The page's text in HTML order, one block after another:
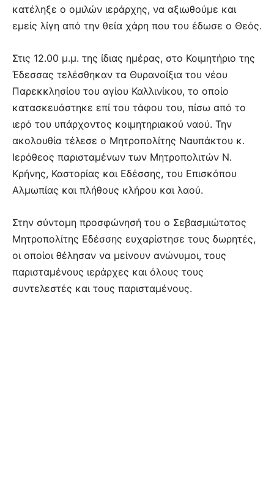
κατέληξε ο ομιλών ιεράρχης, να αξιωθούμε και
εμείς λίγη από την θεία χάρη που του έδωσε ο Θεός.
Στις 12.00 μ.μ. της ίδιας ημέρας, στο Κοιμητήριο της
Έδεσσας τελέσθηκαν τα Θυρανοίξια του νέου
Παρεκκλησίου του αγίου Καλλινίκου, το οποίο
κατασκευάστηκε επί του τάφου του, πίσω από το
ιερό του υπάρχοντος κοιμητηριακού ναού. Την
ακολουθία τέλεσε ο Μητροπολίτης Ναυπάκτου κ.
Ιερόθεος παρισταμένων των Μητροπολιτών Ν.
Κρήνης, Καστορίας και Εδέσσης, του Επισκόπου
Αλμωπίας και πλήθους κλήρου και λαού.
Στην σύντομη προσφώνησή του ο Σεβασμιώτατος
Μητροπολίτης Εδέσσης ευχαρίστησε τους δωρητές,
οι οποίοι θέλησαν να μείνουν ανώνυμοι, τους
παρισταμένους ιεράρχες και όλους τους
συντελεστές και τους παρισταμένους.